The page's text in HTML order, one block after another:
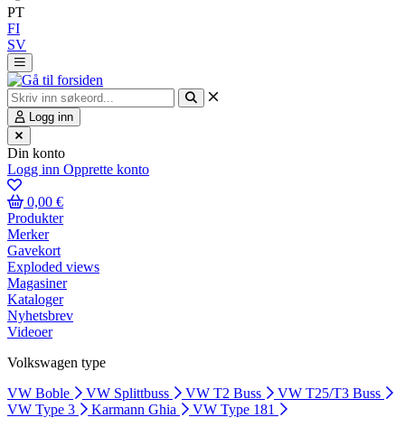
PT
FI
SV
Logg inn
Din konto
Logg inn Opprette konto
0,00 €
Produkter
Merker
Gavekort
Exploded views
Magasiner
Kataloger
Nyhetsbrev
Videoer
Volkswagen type
VW Boble
VW Splittbuss VW T2 Buss
VW T25/T3 Buss
VW Type 3
Karmann Ghia VW Type 181